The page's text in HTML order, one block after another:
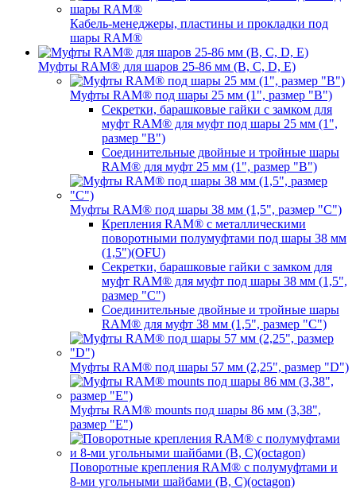
Кабель-менеджеры, пластины и прокладки под
шары RAM®
Муфты RAM® для шаров 25-86 мм (B, C, D, E)
Муфты RAM® под шары 25 мм (1", размер "B")
Секретки, барашковые гайки с замком для
муфт RAM® для муфт под шары 25 мм (1",
размер "B")
Соединительные двойные и тройные шары
RAM® для муфт 25 мм (1", размер "B")
Муфты RAM® под шары 38 мм (1,5", размер "C")
Крепления RAM® с металлическими
поворотными полумуфтами под шары 38 мм
(1,5")(OFU)
Секретки, барашковые гайки с замком для
муфт RAM® для муфт под шары 38 мм (1,5",
размер "C")
Соединительные двойные и тройные шары
RAM® для муфт 38 мм (1,5", размер "C")
Муфты RAM® под шары 57 мм (2,25", размер "D")
Муфты RAM® mounts под шары 86 мм (3,38",
размер "E")
Поворотные крепления RAM® c полумуфтами и
8-ми угольными шайбами (B, C)(octagon)